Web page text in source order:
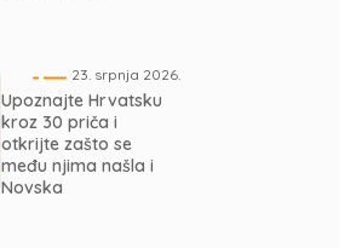
23. srpnja 2026.
Upoznajte Hrvatsku
kroz 30 priča i
otkrijte zašto se
među njima našla i
Novska